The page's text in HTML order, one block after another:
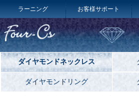
ラーニング お客様サポート
ダイヤモンドネックレス
ダイヤモンドリング